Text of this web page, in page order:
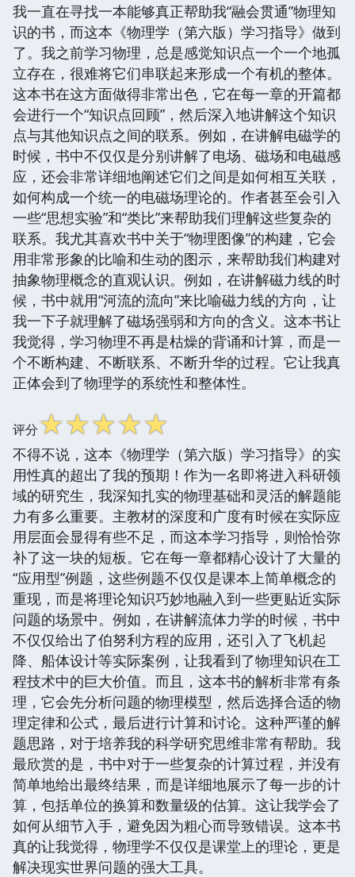
我一直在寻找一本能够真正帮助我“融会贯通”物理知
识的书，而这本《物理学（第六版）学习指导》做到
了。我之前学习物理，总是感觉知识点一个一个地孤
立存在，很难将它们串联起来形成一个有机的整体。
这本书在这方面做得非常出色，它在每一章的开篇都
会进行一个“知识点回顾”，然后深入地讲解这个知识
点与其他知识点之间的联系。例如，在讲解电磁学的
时候，书中不仅仅是分别讲解了电场、磁场和电磁感
应，还会非常详细地阐述它们之间是如何相互关联，
如何构成一个统一的电磁场理论的。作者甚至会引入
一些“思想实验”和“类比”来帮助我们理解这些复杂的
联系。我尤其喜欢书中关于“物理图像”的构建，它会
用非常形象的比喻和生动的图示，来帮助我们构建对
抽象物理概念的直观认识。例如，在讲解磁力线的时
候，书中就用“河流的流向”来比喻磁力线的方向，让
我一下子就理解了磁场强弱和方向的含义。这本书让
我觉得，学习物理不再是枯燥的背诵和计算，而是一
个不断构建、不断联系、不断升华的过程。它让我真
正体会到了物理学的系统性和整体性。
评分☆☆☆☆☆
不得不说，这本《物理学（第六版）学习指导》的实
用性真的超出了我的预期！作为一名即将进入科研领
域的研究生，我深知扎实的物理基础和灵活的解题能
力有多么重要。主教材的深度和广度有时候在实际应
用层面会显得有些不足，而这本学习指导，则恰恰弥
补了这一块的短板。它在每一章都精心设计了大量的
“应用型”例题，这些例题不仅仅是课本上简单概念的
重现，而是将理论知识巧妙地融入到一些更贴近实际
问题的场景中。例如，在讲解流体力学的时候，书中
不仅仅给出了伯努利方程的应用，还引入了飞机起
降、船体设计等实际案例，让我看到了物理知识在工
程技术中的巨大价值。而且，这本书的解析非常有条
理，它会先分析问题的物理模型，然后选择合适的物
理定律和公式，最后进行计算和讨论。这种严谨的解
题思路，对于培养我的科学研究思维非常有帮助。我
最欣赏的是，书中对于一些复杂的计算过程，并没有
简单地给出最终结果，而是详细地展示了每一步的计
算，包括单位的换算和数量级的估算。这让我学会了
如何从细节入手，避免因为粗心而导致错误。这本书
真的让我觉得，物理学不仅仅是课堂上的理论，更是
解决现实世界问题的强大工具。